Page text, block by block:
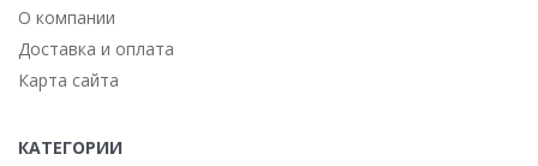
О компании
Доставка и оплата
Карта сайта
КАТЕГОРИИ